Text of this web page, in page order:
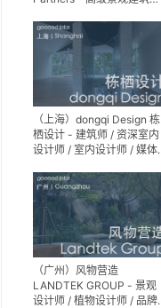
Designer / 景观建筑师
Landscape Designer
（上海）dongqi Design 栋
栖设计 - 建筑师 / 资深室内
设计师 / 室内设计师 / 媒体
生（常年招聘）
（广州）风物营造
LANDTEK GROUP - 景观
设计师 / 植物设计师 / 品牌